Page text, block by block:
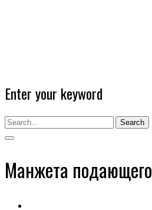
Enter your keyword
Search
Манжета